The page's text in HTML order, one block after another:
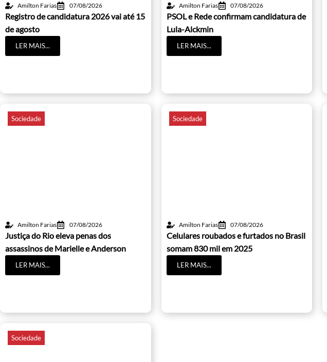
Amilton Farias 07/08/2026
Registro de candidatura 2026 vai até 15
de agosto
LER MAIS...
Amilton Farias 07/08/2026
PSOL e Rede confirmam candidatura de
Lula-Alckmin
LER MAIS...
Sociedade
Amilton Farias 07/08/2026
Justiça do Rio eleva penas dos
assassinos de Marielle e Anderson
LER MAIS...
Sociedade
Amilton Farias 07/08/2026
Celulares roubados e furtados no Brasil
somam 830 mil em 2025
LER MAIS...
Sociedade